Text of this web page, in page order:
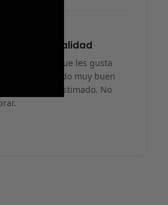
máxima calidad
no soy de las que les gusta
pero he recibido muy buen
en el tiempo estimado. No